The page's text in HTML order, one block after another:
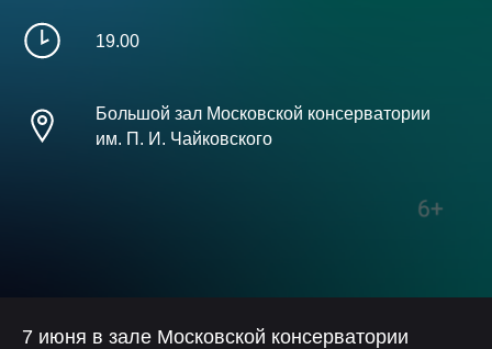
19.00
Большой зал Московской консерватории
им. П. И. Чайковского
7 июня в зале Московской консерватории